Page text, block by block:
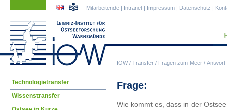
IOW/ Transfer / Fragen zum Meer / Antwort
Mitarbeitende | Intranet | Impressum | Datenschutz |
Frage:
Wie kommt es, dass in der
Navigation
überspringen
Technologietransfer
Wissenstransfer